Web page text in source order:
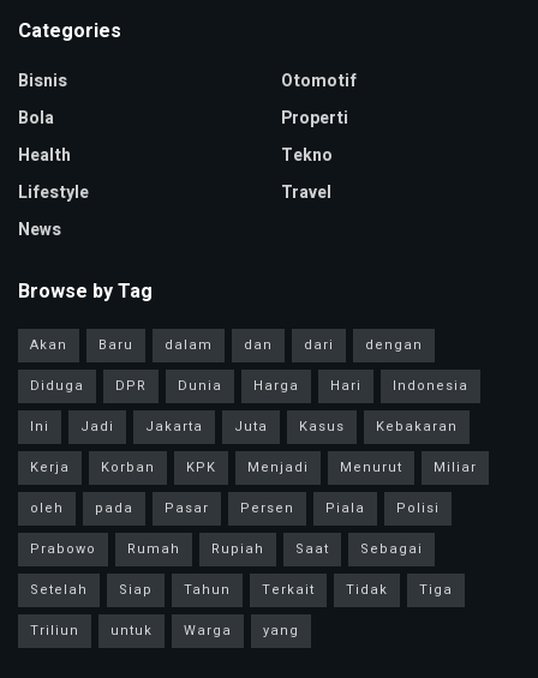
Categories
Bisnis
Bola
Health
Lifestyle
News
Otomotif
Properti
Tekno
Travel
Browse by Tag
Akan Baru dalam dan dari
dengan
Diduga
DPR Dunia Harga Hari
Indonesia
Ini
Jadi Jakarta Juta Kasus
Kebakaran
Kerja
Korban KPK Menjadi Menurut
Miliar
oleh
pada Pasar Persen Piala
Polisi
Prabowo
Rumah Rupiah Saat
Sebagai
Setelah
Siap Tahun Terkait Tidak
Tiga
Triliun
untuk Warga yang